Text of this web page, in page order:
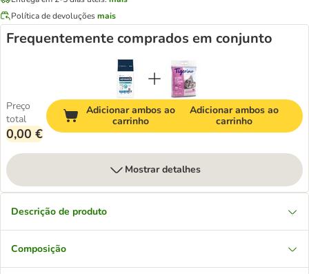
Política de devoluçõesmais
Frequentemente comprados em conjunto
Preço
total
0,00 €
Adicionar ambos ao
carrinho
Adicionar ambos ao
carrinho
Mostrar detalhes
Descrição de produto
Composição